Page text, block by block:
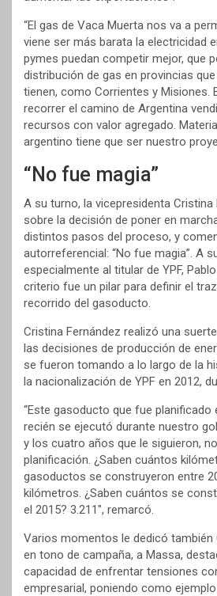
“El gas de Vaca Muerta nos va a
viene ser más barata la electricidad
pymes puedan competir mejor, que
distribución de gas en provincias
tienen, como Corrientes y Misiones.
recorrer el camino de Argentina
recursos con valor agregado.
argentino tiene que ser nuestro
“No fue magia”
A su turno, la vicepresidenta Cristina
sobre la decisión de poner en
distintos pasos del proceso, y
autorreferencial: “No fue magia”. A
especialmente al titular de YPF,
criterio fue un pilar para definir el
recorrido del gasoducto.
Cristina Fernández realizó una
las decisiones de producción de
se fueron tomando a lo largo de la
la nacionalización de YPF en 2012,
“Este gasoducto que fue planificado
recién se ejecutó durante nuestro
y los cuatro años que le siguieron,
planificación. ¿Saben cuántos
gasoductos se construyeron entre
kilómetros. ¿Saben cuántos se
el 2015? 3.211″, remarcó.
Varios momentos le dedicó también
en tono de campaña, a Massa,
capacidad de enfrentar tensiones
empresarial, poniendo como